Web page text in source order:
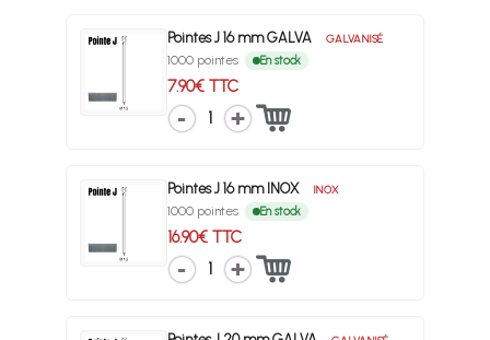
Pointes J 16 mm GALVA GALVANISÉ
1000 pointes En stock
7.90€ TTC
1
Pointes J 16 mm INOX INOX
1000 pointes En stock
16.90€ TTC
1